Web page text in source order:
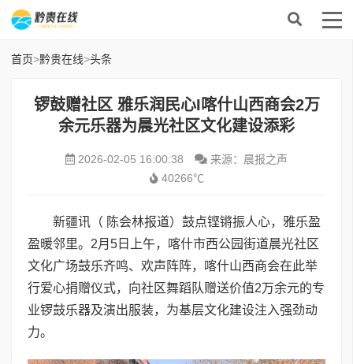
首页>黔贵在线>头条
锣鼓赠社区 雅乐润民心I喀什山西商会2万
余元乐器为晨光社区文化建设添彩
2026-02-05 16:00:38
来源：晨报之声
40266℃
新疆讯（ 陈会林报道）鼓点铿锵振人心，雅乐盈
盈暖邻里。2月5日上午，喀什市西公园街道晨光社区
文化广场鼓乐齐鸣、欢声阵阵，喀什山西商会在此举
行爱心捐赠仪式，向社区舞蹈队赠送价值2万余元的专
业锣鼓乐器及演出服装，为基层文化建设注入强劲动
力。